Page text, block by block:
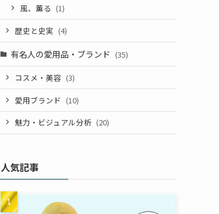
風、薫る (1)
歴史と史実 (4)
有名人の愛用品・ブランド (35)
コスメ・美容 (3)
愛用ブランド (10)
魅力・ビジュアル分析 (20)
人気記事